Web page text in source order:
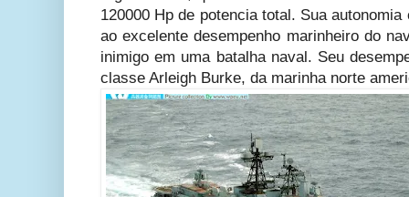
120000 Hp de potencia total. Sua
ao excelente desempenho marinheiro do
inimigo em uma batalha naval. Seu
classe Arleigh Burke, da marinha norte